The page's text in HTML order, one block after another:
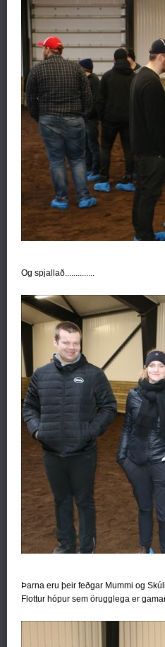
Og spjallað..............
Þarna eru þeir feðgar Mummi og
Flottur hópur sem örugglega er